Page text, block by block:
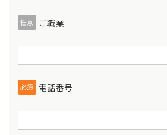
任意 ご職業
必須 電話番号